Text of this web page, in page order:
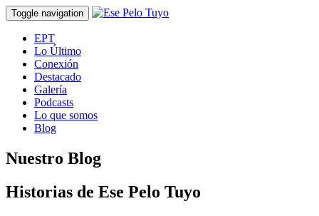
Toggle navigation
EPT
Lo Último
Conexión
Destacado
Galería
Podcasts
Lo que somos
Blog
Nuestro Blog
Historias de Ese Pelo Tuyo